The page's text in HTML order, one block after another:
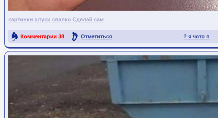
картинки штуки свалко Сделай сам
? я чото п
Комментарии 38 Отметиться
Ссылка на пост